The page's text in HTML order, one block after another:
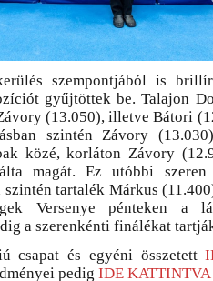
szempontjából is
gyűjtöttek be. Talajon
(13.050), illetve Bátori
szintén Závory
közé, korláton Závory
magát. Ez utóbbi
tartalék Márkus
Versenye pénteken a
a szerenkénti finálékat
csapat és egyéni összetett
pedig IDE KATTINTVA